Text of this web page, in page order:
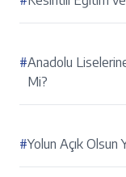
#Anadolu
Mi?
#Yolun Açık Olsun